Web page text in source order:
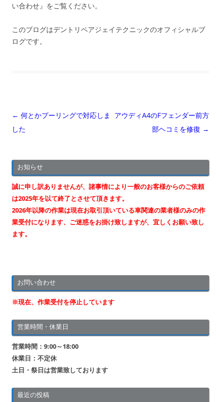
い合わせ』をご覧ください。
このブログはデントリペアジェイテクニックのオフィシャルブ
ログです。
投
稿
ゲ
ー
シ
ョ
ン
← 何とかプーリングで対応しま
した
アウディA4のFフェンダー前方
部ヘコミを修復 →
お知らせ
誠に申し訳ありませんが、諸事情により一般のお客様からのご依頼
は2025年を以て終了とさせて頂きます。
2026年以降の作業は現在お取引頂いている車関連の業者様のみの作
業受付になります、ご迷惑をお掛け致しますが、宜しくお願い致し
ます。
お問い合わせ
※現在、作業受付を停止しています
営業時間・休業日
営業時間：9:00～18:00
休業日：不定休
土日・祭日は営業致しております
最近の投稿